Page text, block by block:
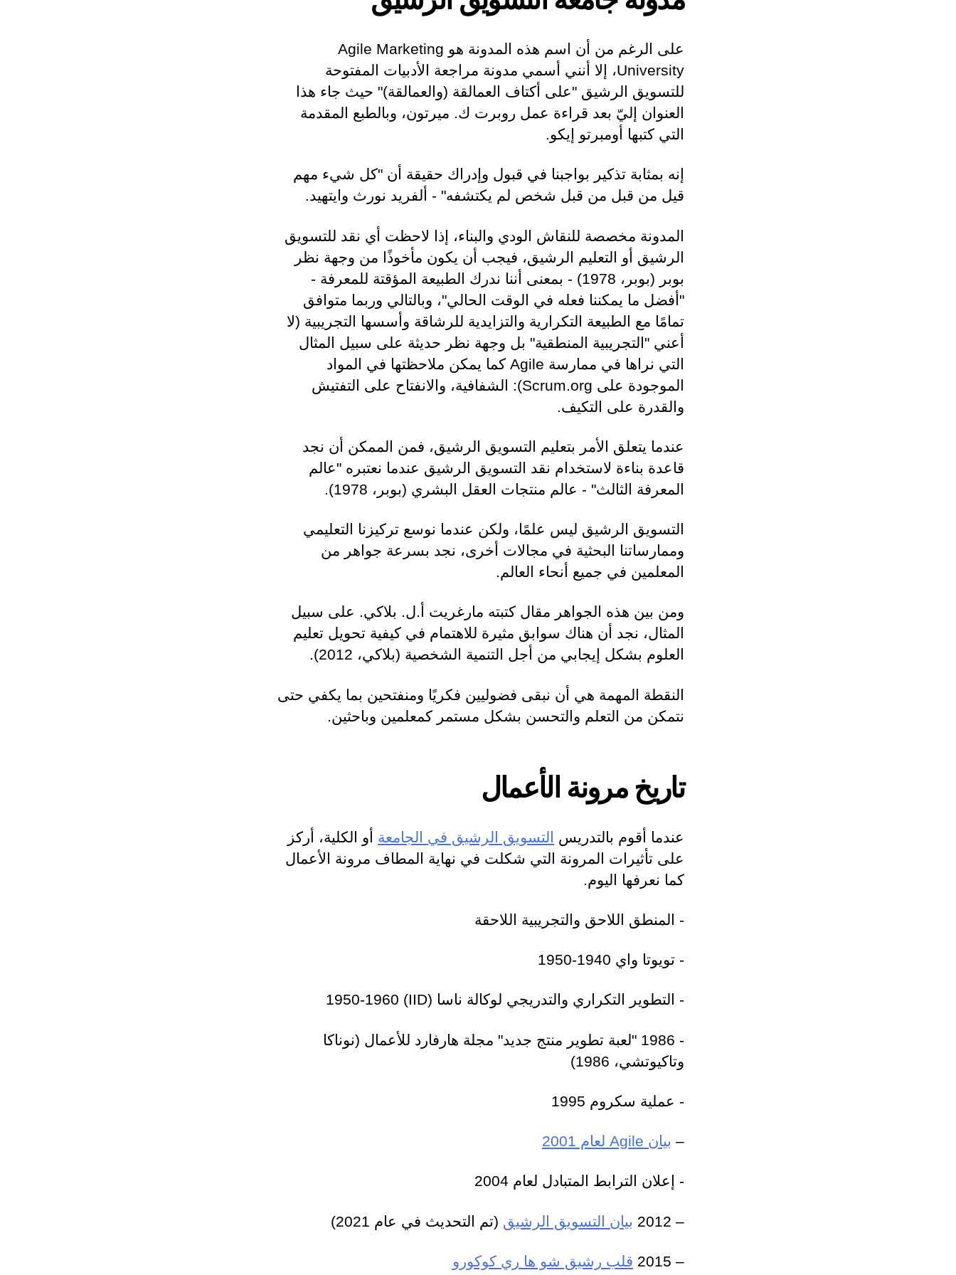
على الرغم من أن اسم هذه المدونة هو Agile Marketing
University، إلا أنني أسمي مدونة مراجعة الأدبيات المفتوحة
للتسويق الرشيق "على أكتاف العمالقة (والعمالقة)" حيث جاء هذا
العنوان إليّ بعد قراءة عمل روبرت ك. ميرتون، وبالطبع المقدمة
التي كتبها أومبرتو إيكو.
إنه بمثابة تذكير بواجبنا في قبول وإدراك حقيقة أن "كل شيء مهم
قيل من قبل من قبل شخص لم يكتشفه" - ألفريد نورث وايتهيد.
المدونة مخصصة للنقاش الودي والبناء، إذا لاحظت أي نقد للتسويق
الرشيق أو التعليم الرشيق، فيجب أن يكون مأخوذًا من وجهة نظر
بوبر (بوبر، 1978) - بمعنى أننا ندرك الطبيعة المؤقتة للمعرفة -
"أفضل ما يمكننا فعله في الوقت الحالي"، وبالتالي وربما متوافق
تمامًا مع الطبيعة التكرارية والتزايدية للرشاقة وأسسها التجريبية (لا
أعني "التجريبية المنطقية" بل وجهة نظر حديثة على سبيل المثال
التي نراها في ممارسة Agile كما يمكن ملاحظتها في المواد
الموجودة على Scrum.org): الشفافية، والانفتاح على التفتيش
والقدرة على التكيف.
عندما يتعلق الأمر بتعليم التسويق الرشيق، فمن الممكن أن نجد
قاعدة بناءة لاستخدام نقد التسويق الرشيق عندما نعتبره "عالم
المعرفة الثالث" - عالم منتجات العقل البشري (بوبر، 1978).
التسويق الرشيق ليس علمًا، ولكن عندما نوسع تركيزنا التعليمي
وممارساتنا البحثية في مجالات أخرى، نجد بسرعة جواهر من
المعلمين في جميع أنحاء العالم.
ومن بين هذه الجواهر مقال كتبته مارغريت أ.ل. بلاكي. على سبيل
المثال، نجد أن هناك سوابق مثيرة للاهتمام في كيفية تحويل تعليم
العلوم بشكل إيجابي من أجل التنمية الشخصية (بلاكي، 2012).
النقطة المهمة هي أن نبقى فضوليين فكريًا ومنفتحين بما يكفي حتى
نتمكن من التعلم والتحسن بشكل مستمر كمعلمين وباحثين.
تاريخ مرونة الأعمال
عندما أقوم بالتدريس التسويق الرشيق في الجامعة أو الكلية، أركز
على تأثيرات المرونة التي شكلت في نهاية المطاف مرونة الأعمال
كما نعرفها اليوم.
- المنطق اللاحق والتجريبية اللاحقة
- تويوتا واي 1940-1950
- التطوير التكراري والتدريجي لوكالة ناسا (IID) 1950-1960
- 1986 "لعبة تطوير منتج جديد" مجلة هارفارد للأعمال (نوناكا
وتاكيوتشي، 1986)
- عملية سكروم 1995
– بيان Agile لعام 2001
- إعلان الترابط المتبادل لعام 2004
– 2012 بيان التسويق الرشيق (تم التحديث في عام 2021)
– 2015 قلب رشيق شو ها ري كوكورو